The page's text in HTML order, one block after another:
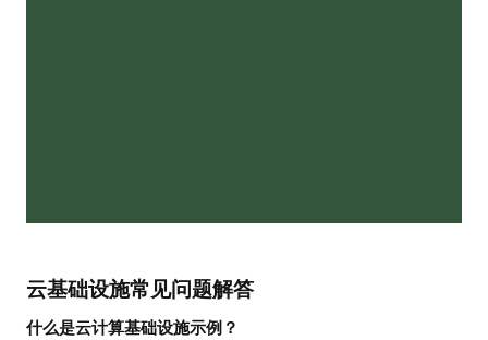
云基础设施常见问题解答
什么是云计算基础设施示例？